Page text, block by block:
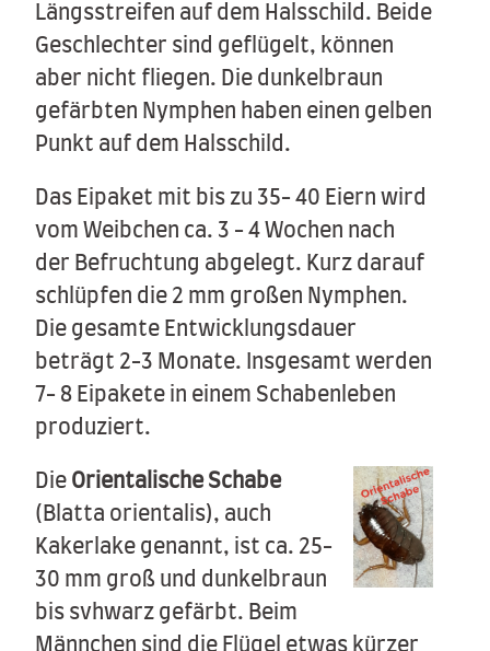
Längsstreifen auf dem Halsschild. Beide
Geschlechter sind geflügelt, können
aber nicht fliegen. Die dunkelbraun
gefärbten Nymphen haben einen gelben
Punkt auf dem Halsschild.
Das Eipaket mit bis zu 35- 40 Eiern wird
vom Weibchen ca. 3 - 4 Wochen nach
der Befruchtung abgelegt. Kurz darauf
schlüpfen die 2 mm großen Nymphen.
Die gesamte Entwicklungsdauer
beträgt 2-3 Monate. Insgesamt werden
7- 8 Eipakete in einem Schabenleben
produziert.
Die Orientalische Schabe
(Blatta orientalis), auch
Kakerlake genannt, ist ca. 25-
30 mm groß und dunkelbraun
bis svhwarz gefärbt. Beim
Männchen sind die Flügel etwas kürzer